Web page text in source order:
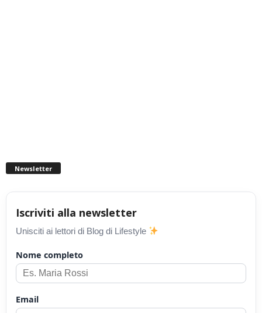
Newsletter
Iscriviti alla newsletter
Unisciti ai lettori di Blog di Lifestyle
Nome completo
Email